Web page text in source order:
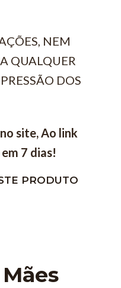
NEM
QUALQUER
DOS
site, Ao link
7 dias!
PRODUTO